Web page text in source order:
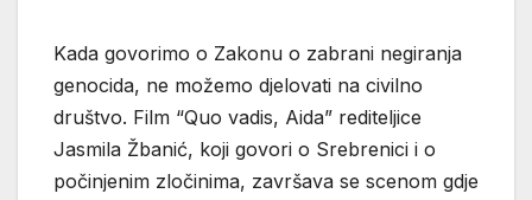
Kada govorimo o Zakonu o zabrani negiranja
genocida, ne možemo djelovati na civilno
društvo. Film “Quo vadis, Aida” rediteljice
Jasmila Žbanić, koji govori o Srebrenici i o
počinjenim zločinima, završava se scenom gdje